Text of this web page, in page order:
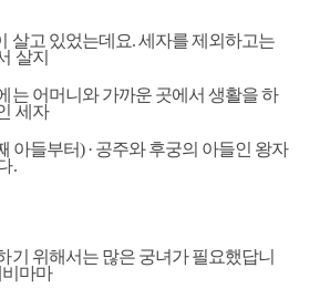
살고 있었는데요. 세자를 제외하고는
살지
는 어머니와 가까운 곳에서 생활을 하
세자
아들부터) · 공주와 후궁의 아들인 왕자
.
기 위해서는 많은 궁녀가 필요했답니
마마